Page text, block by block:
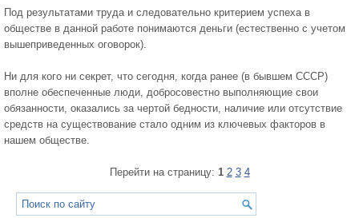
Под результатами труда и следовательно критерием успеха в
обществе в данной работе понимаются деньги (естественно с учетом
вышеприведенных оговорок).
Ни для кого ни секрет, что сегодня, когда ранее (в бывшем СССР)
вполне обеспеченные люди, добросовестно выполняющие свои
обязанности, оказались за чертой бедности, наличие или отсутствие
средств на существование стало одним из ключевых факторов в
нашем обществе.
Перейти на страницу: 1 2 3 4